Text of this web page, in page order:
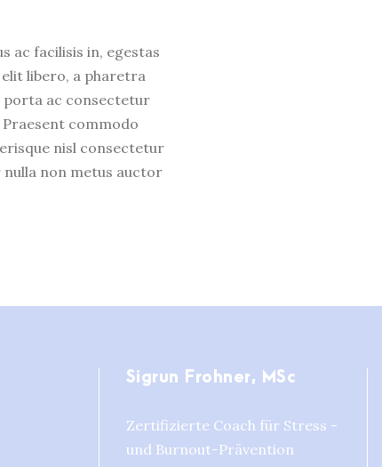
ac facilisis in, egestas
libero, a pharetra
porta ac consectetur
commodo
nisl consectetur
non metus auctor
Sigrun Frohner, MSc
Zertifizierte Coach für Stress -
und Burnout-Prävention